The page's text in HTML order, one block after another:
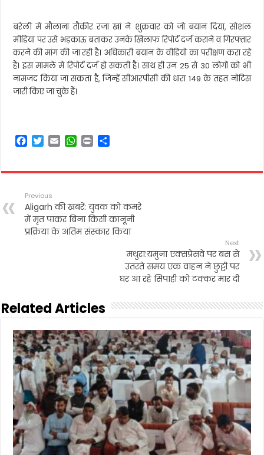
बरेली में मौलाना तौकीर रजा खां ने शुक्रवार को जो बयान दिया, सोशल
मीडिया पर उसे भड़काऊ बताकर उनके खिलाफ रिपोर्ट दर्ज कराने व गिरफ्तार
करने की मांग की जा रही है। अधिकारी बयान के वीडियो का परीक्षण करा रहे
हैं। इस मामले में रिपोर्ट दर्ज हो सकती है। साथ ही उन 25 से 30 लोगों को भी
नामजद किया जा सकता है, जिन्हें सीआरपीसी की धारा 149 के तहत नोटिस
जारी किए जा चुके हैं।
F
e
o
o
k
T
t
e
r
E
i
W
t
A
p
p
P
n
r
Previous
Aligarh की खबरें: युवक को कमरे
में मृत पाकर बिना किसी कानूनी
प्रक्रिया के अंतिम संस्कार किया
Next
मथुरा:यमुना एक्सप्रेसवे पर बस से
उतरते समय एक वाहन ने छुट्टी पर
घर आ रहे सिपाही को टक्कर मार दी
Related Articles